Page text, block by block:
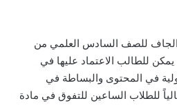
الجاف للصف السادس العلمي من
للطالب الاعتماد عليها في
في المحتوى والبساطة في
للطلاب الساعين للتفوق في مادة